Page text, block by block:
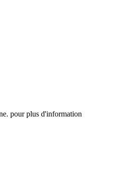
pour plus d'information